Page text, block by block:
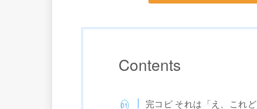
Contents
完コピ それは「え、これ